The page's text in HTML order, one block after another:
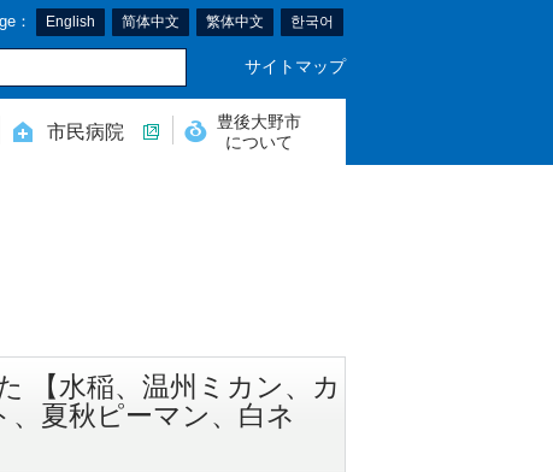
： English 简体中文 繁体中文 한국어
サイトマップ
市民病院
豊後大野市
について
【水稲、温州ミカン、カ
夏秋ピーマン、白ネ